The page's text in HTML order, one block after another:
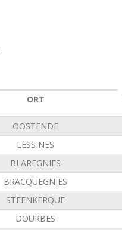
ORT
OOSTENDE
LESSINES
BLAREGNIES
BRACQUEGNIES
STEENKERQUE
DOURBES